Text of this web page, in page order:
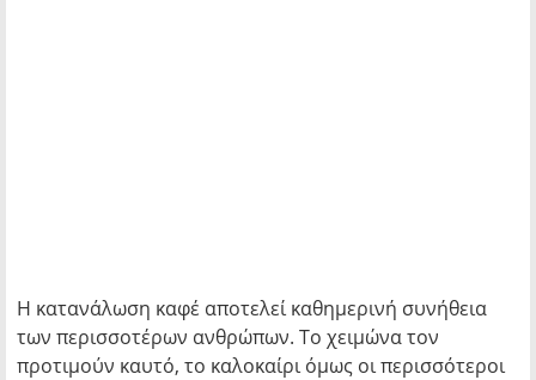
Η κατανάλωση καφέ αποτελεί καθημερινή συνήθεια
των περισσοτέρων ανθρώπων. Το χειμώνα τον
προτιμούν καυτό, το καλοκαίρι όμως οι περισσότεροι